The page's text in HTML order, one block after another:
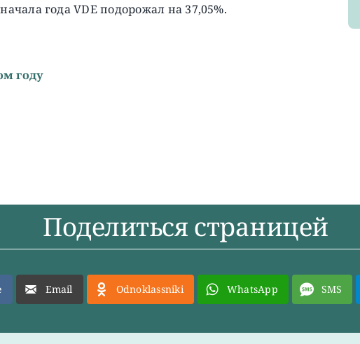
года VDE подорожал на 37,05%.
году
Поделиться страницей
Email Odnoklassniki WhatsApp SMS